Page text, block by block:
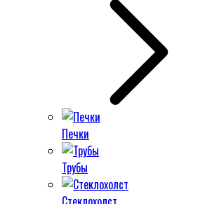
Печки
Трубы